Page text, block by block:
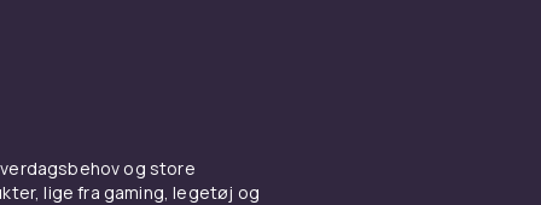
og store
lige fra gaming, legetøj og